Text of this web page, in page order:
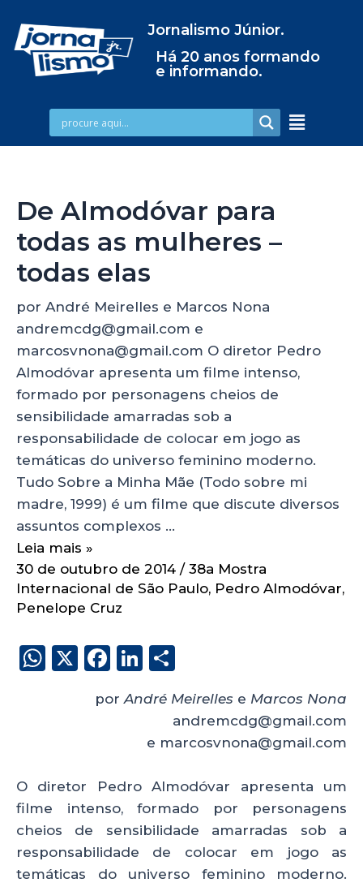
Jornalismo Júnior.
Há 20 anos formando
e informando.
De Almodóvar para
todas as mulheres –
todas elas
por André Meirelles e Marcos Nona
andremcdg@gmail.com e
marcosvnona@gmail.com O diretor Pedro
Almodóvar apresenta um filme intenso,
formado por personagens cheios de
sensibilidade amarradas sob a
responsabilidade de colocar em jogo as
temáticas do universo feminino moderno.
Tudo Sobre a Minha Mãe (Todo sobre mi
madre, 1999) é um filme que discute diversos
assuntos complexos …
Leia mais »
30 de outubro de 2014 / 38a Mostra
Internacional de São Paulo, Pedro Almodóvar,
Penelope Cruz
W
p
p
X
F
c
o
o
k
Li
k
e
n
a
re
por André Meirelles e Marcos Nona
andremcdg@gmail.com
e marcosvnona@gmail.com
O diretor Pedro Almodóvar apresenta um
filme intenso, formado por personagens
cheios de sensibilidade amarradas sob a
responsabilidade de colocar em jogo as
temáticas do universo feminino moderno.